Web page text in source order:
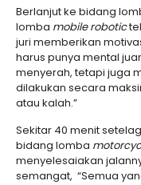
Berlanjut ke bidang
lomba mobilerobotic
juri memberikan
harus punya mental
menyerah, tetapi juga
dilakukan secara
atau kalah.”
Sekitar 40 menit
bidang lomba
menyelesaiakan
semangat, “Semua